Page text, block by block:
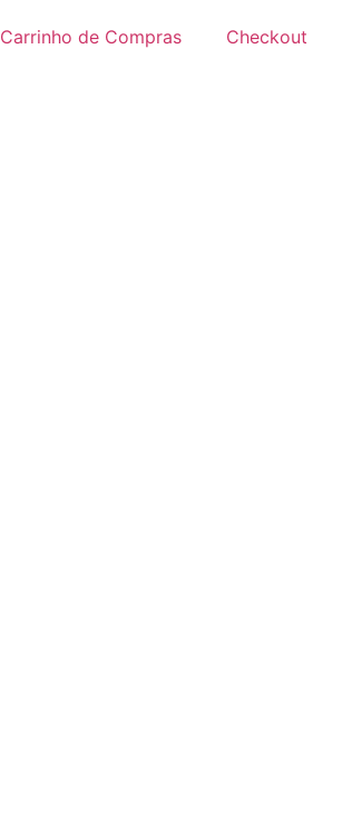
Carrinho de Compras Checkout